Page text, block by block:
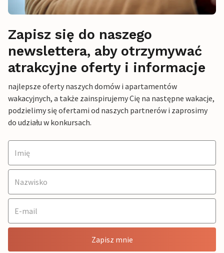
Zapisz się do naszego
newslettera, aby otrzymywać
atrakcyjne oferty i informacje
najlepsze oferty naszych domów i apartamentów
wakacyjnych, a także zainspirujemy Cię na następne wakacje,
podzielimy się ofertami od naszych partnerów i zaprosimy
do udziału w konkursach.
Zapisz mnie